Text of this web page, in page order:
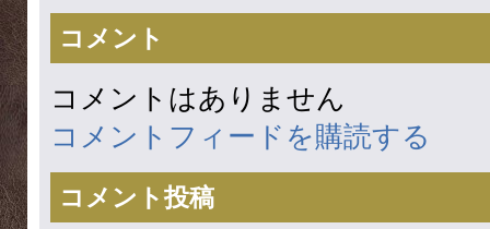
コメント
コメントはありません
コメントフィードを購読する
コメント投稿